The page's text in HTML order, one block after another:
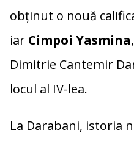
obținut o nouă
iar Cimpoi Yasmina
Dimitrie Cantemir
locul al IV-lea.
La Darabani, istoria